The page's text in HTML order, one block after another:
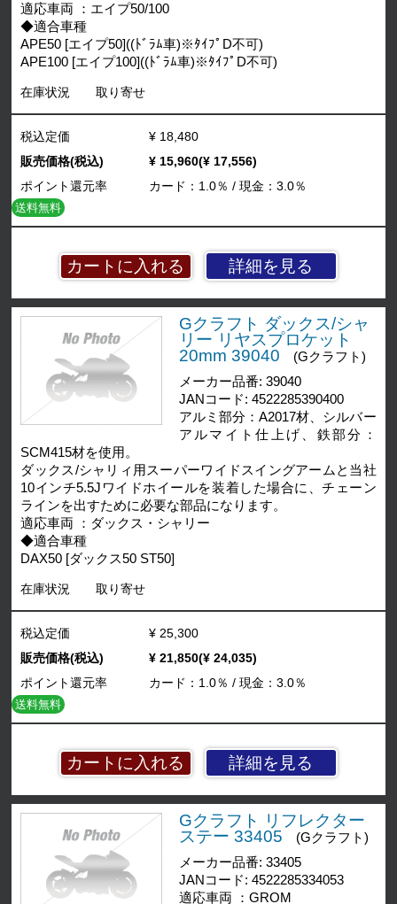
適応車両 ：エイプ50/100
◆適合車種
APE50 [エイプ50]((ﾄﾞﾗﾑ車)※ﾀｲﾌﾟD不可)
APE100 [エイプ100]((ﾄﾞﾗﾑ車)※ﾀｲﾌﾟD不可)
在庫状況 取り寄せ
詳細を見る
税込定価
¥ 18,480
販売価格(税込)
¥ 15,960(¥ 17,556)
ポイント還元率
カード：1.0％ / 現金：3.0％
送料無料
Gクラフト ダックス/シャ
リー リヤスプロケット
20mm 39040
(Gクラフト)
メーカー品番: 39040
JANコード: 4522285390400
アルミ部分：A2017材、シルバー
アルマイト仕上げ、鉄部分：
SCM415材を使用。
ダックス/シャリィ用スーパーワイドスイングアームと当社
10インチ5.5Jワイドホイールを装着した場合に、チェーン
ラインを出すために必要な部品になります。
適応車両 ：ダックス・シャリー
◆適合車種
DAX50 [ダックス50 ST50]
在庫状況 取り寄せ
詳細を見る
税込定価
¥ 25,300
販売価格(税込)
¥ 21,850(¥ 24,035)
ポイント還元率
カード：1.0％ / 現金：3.0％
送料無料
Gクラフト リフレクター
ステー 33405
(Gクラフト)
メーカー品番: 33405
JANコード: 4522285334053
適応車両 ：GROM